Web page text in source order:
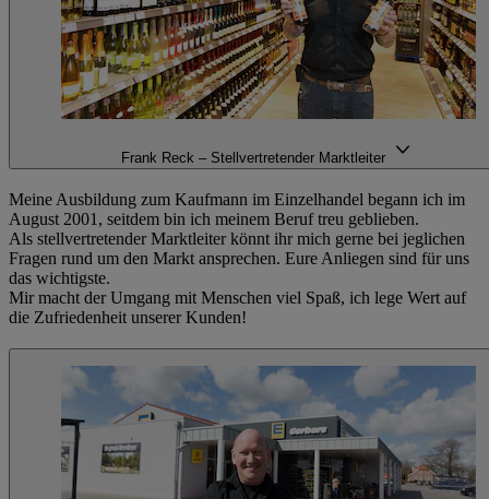
Frank Reck – Stellvertretender Marktleiter
Meine Ausbildung zum Kaufmann im Einzelhandel begann ich im
August 2001, seitdem bin ich meinem Beruf treu geblieben.
Als stellvertretender Marktleiter könnt ihr mich gerne bei jeglichen
Fragen rund um den Markt ansprechen. Eure Anliegen sind für uns
das wichtigste.
Mir macht der Umgang mit Menschen viel Spaß, ich lege Wert auf
die Zufriedenheit unserer Kunden!